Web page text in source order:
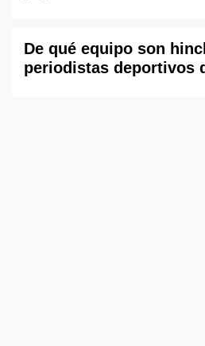
De qué equipo son
periodistas deportivos